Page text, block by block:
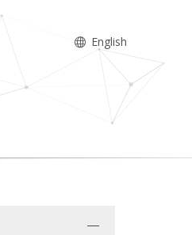
English